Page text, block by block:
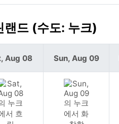
드 (수도: 누크)
Aug 08 Sun, Aug 09